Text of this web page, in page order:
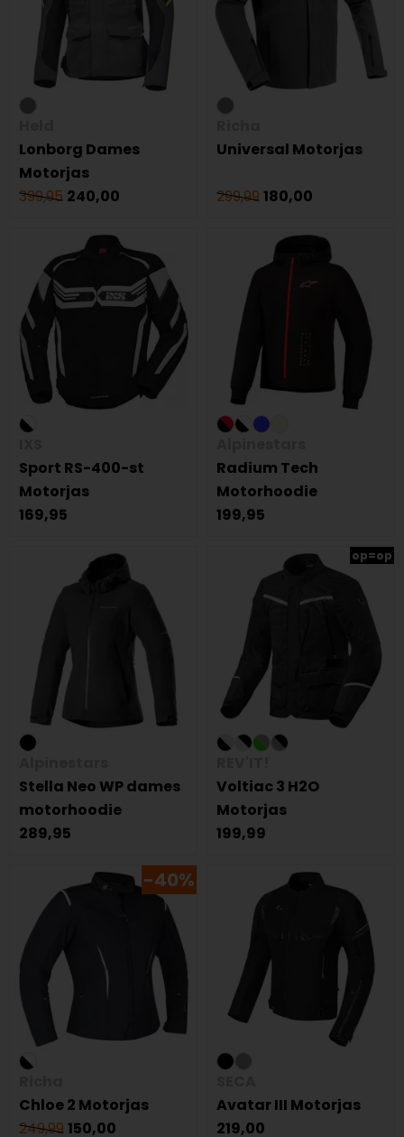
Lonborg Dames
Motorjas
399,95 240,00
Universal Motorjas
299,99180,00
Sport RS-400-st
Motorjas
169,95
Radium Tech
Motorhoodie
199,95
Stella Neo WP dames
motorhoodie
289,95
op=op
Voltiac 3 H2O
Motorjas
199,99
-40%
Chloe 2 Motorjas
249,99150,00
Avatar III Motorjas
219,00